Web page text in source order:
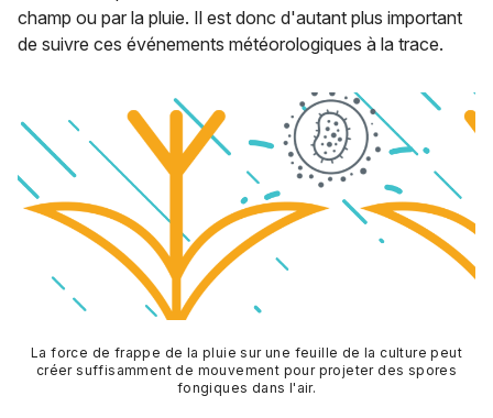
champ ou par la pluie. Il est donc d'autant plus important
de suivre ces événements météorologiques à la trace.
La force de frappe de la pluie sur une feuille de la culture peut
créer suffisamment de mouvement pour projeter des spores
fongiques dans l'air.